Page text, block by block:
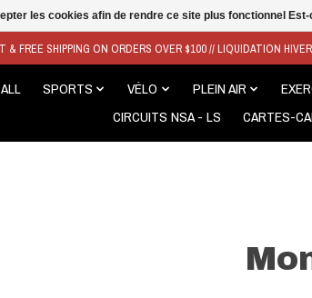
& FREE SHIPPING ON ORDERS OVER $100 // LIQUIDATION
SPORTS VÉLO PLEIN AIR
CIRCUITS NSA - LS
CARTES-
les cookies afin de rendre ce site plus fonctionnel